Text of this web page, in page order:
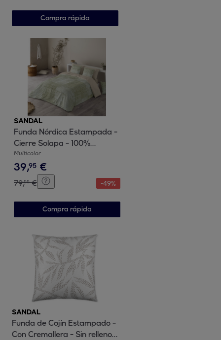
Compra rápida
SANDAL
Funda Nórdica Estampada -
Cierre Solapa - 100%
Algodón - Incluye 1/2 Fundas
de Almohada - Texture
Multicolor
39,95 €
79,00 € -49%
Compra rápida
SANDAL
Funda de Cojín Estampado -
Con Cremallera - Sin relleno -